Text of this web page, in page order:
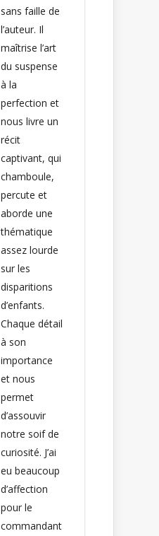
sans faille de
l’auteur. Il
maîtrise l’art
du suspense
à la
perfection et
nous livre un
récit
captivant, qui
chamboule,
percute et
aborde une
thématique
assez lourde
sur les
disparitions
d’enfants.
Chaque détail
à son
importance
et nous
permet
d’assouvir
notre soif de
curiosité. J’ai
eu beaucoup
d’affection
pour le
commandant